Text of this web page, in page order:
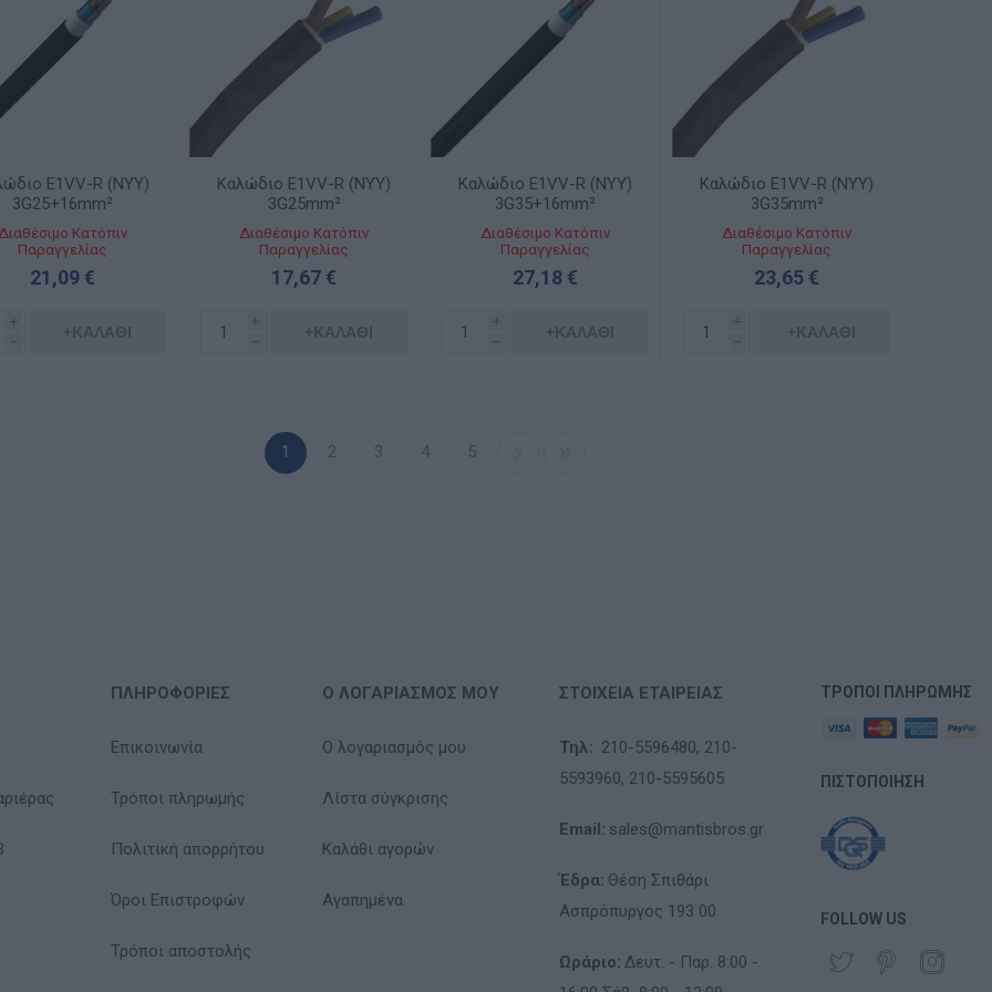
E1VV-R (NYY)
3G25+16mm²
Κατόπιν
Παραγγελίας
21,09 €
i
h
+ΚΑΛΆΘΙ
Καλώδιο E1VV-R (NYY)
3G25mm²
Διαθέσιμο Κατόπιν
Παραγγελίας
17,67 €
i
h
+ΚΑΛΆΘΙ
Καλώδιο E1VV-R (NYY)
3G35+16mm²
Διαθέσιμο Κατόπιν
Παραγγελίας
27,18 €
i
h
+ΚΑΛΆΘΙ
Καλώδιο E1VV-R (NYY)
3G35mm²
Διαθέσιμο Κατόπιν
Παραγγελίας
23,65 €
i
h
+ΚΑΛΆΘΙ
1 2 3 4 5
ΠΛΗΡΟΦΟΡΊΕΣ
Επικοινωνία
Τρόποι πληρωμής
Πολιτική απορρήτου
Όροι Επιστροφών
Τρόποι αποστολής
Ο ΛΟΓΑΡΙΑΣΜΌΣ ΜΟΥ
Ο λογαριασμός μου
Λίστα σύγκρισης
Καλάθι αγορών
Αγαπημένα
ΣΤΟΙΧΕΊΑ ΕΤΑΙΡΕΊΑΣ
Τηλ: 210-5596480, 210-
5593960, 210-5595605
Email: sales@mantisbros.gr
Έδρα: Θέση Σπιθάρι
Ασπρόπυργος 193 00
Ωράριο: Δευτ. - Παρ. 8:00 -
ΤΡΌΠΟΙ ΠΛΗΡΩΜΉΣ
ΠΙΣΤΟΠΟΊΗΣΗ
FOLLOW US